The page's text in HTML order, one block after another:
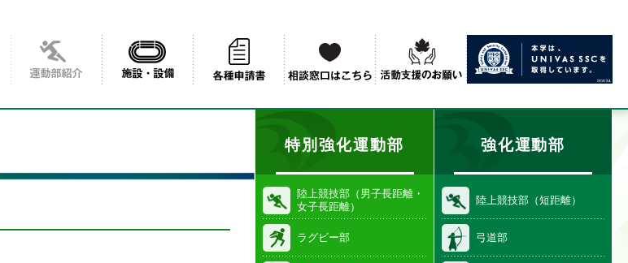
特別強化運動部
陸上競技部（男子長距離・
女子長距離）
ラグビー部
強化運動部
陸上競技部（短距離）
弓道部